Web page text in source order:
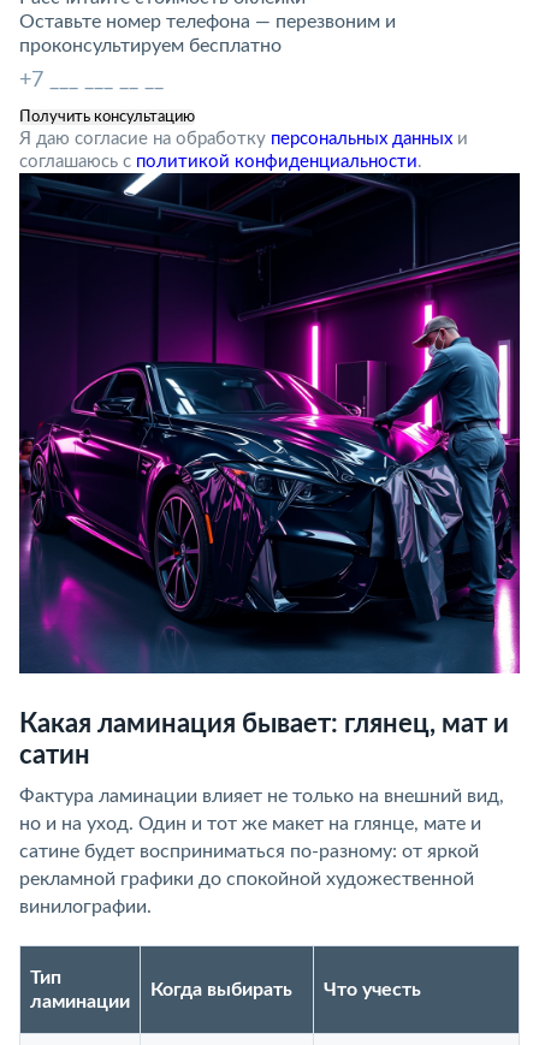
Оставьте номер телефона — перезвоним и
проконсультируем бесплатно
Я даю согласие на обработку персональных данных и
соглашаюсь с политикой конфиденциальности.
Какая ламинация бывает: глянец, мат и
сатин
Фактура ламинации влияет не только на внешний вид,
но и на уход. Один и тот же макет на глянце, мате и
сатине будет восприниматься по-разному: от яркой
рекламной графики до спокойной художественной
винилографии.
Тип
ламинации
Когда выбирать Что учесть